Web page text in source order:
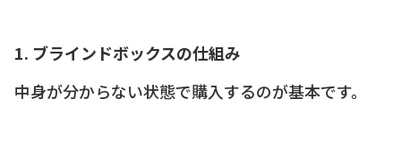
1. ブラインドボックスの仕組み
中身が分からない状態で購入するのが基本です。